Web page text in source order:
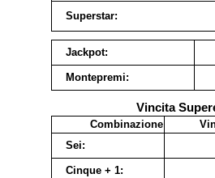
Superstar:
Jackpot:
Montepremi:
Vincita
Combinazione
Sei:
Cinque + 1: